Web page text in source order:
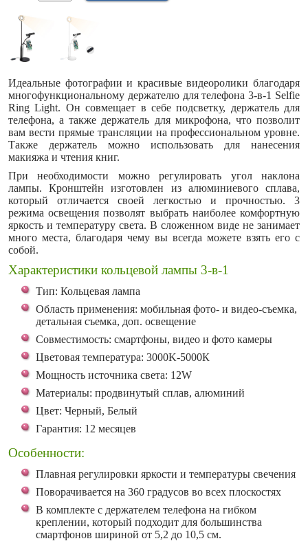
Идеальные фотографии и красивые видеоролики благодаря
многофункциональному держателю для телефона 3-в-1 Selfie
Ring Light. Он совмещает в себе подсветку, держатель для
телефона, а также держатель для микрофона, что позволит
вам вести прямые трансляции на профессиональном уровне.
Также держатель можно использовать для нанесения
макияжа и чтения книг.
При необходимости можно регулировать угол наклона
лампы. Кронштейн изготовлен из алюминиевого сплава,
который отличается своей легкостью и прочностью. 3
режима освещения позволят выбрать наиболее комфортную
яркость и температуру света. В сложенном виде не занимает
много места, благодаря чему вы всегда можете взять его с
собой.
Характеристики кольцевой лампы 3-в-1
Тип: Кольцевая лампа
Область применения: мобильная фото- и видео-съемка,
детальная съемка, доп. освещение
Совместимость: смартфоны, видео и фото камеры
Цветовая температура: 3000K-5000К
Мощность источника света: 12W
Материалы: продвинутый сплав, алюминий
Цвет: Черный, Белый
Гарантия: 12 месяцев
Особенности:
Плавная регулировки яркости и температуры свечения
Поворачивается на 360 градусов во всех плоскостях
В комплекте с держателем телефона на гибком
креплении, который подходит для большинства
смартфонов шириной от 5,2 до 10,5 см.